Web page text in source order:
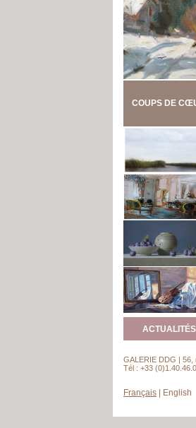
COUPS DE
ACTUALITÉS
GALERIE DDG | 56,
Tél : +33
Français English